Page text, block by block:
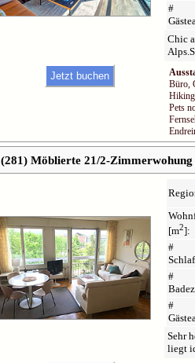
#
Chic
Büro,
Hiking
Pets
(281) Möblierte 21/2-
[m2]:
#
#
#
Sehr
liegt